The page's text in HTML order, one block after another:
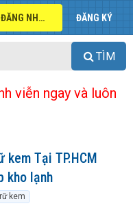
ĐĂNG NHẬP ĐĂNG KÝ
TÌM
viễn ngay và luôn
Tại TP.HCM
kho lạnh
kem